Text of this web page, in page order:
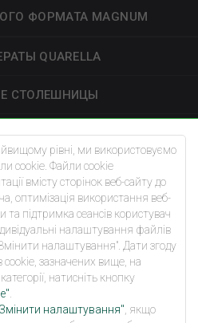
рівні, ми використовуємо
cookie. Файли cookie
вмісту сторінок веб-сайту до
оптимізація використання веб-
та підтримка сеансів користувач
налаштування файлів
налаштування". Дати згоду
cookie, зазначених вище, на
натисніть кнопку
налаштування" , якщо
ФОРМАТА MAGNUM
QUARELLA
СТОЛЕШНИЦЫ
ПЛИТ
ЗНАНИЙ
О НАС